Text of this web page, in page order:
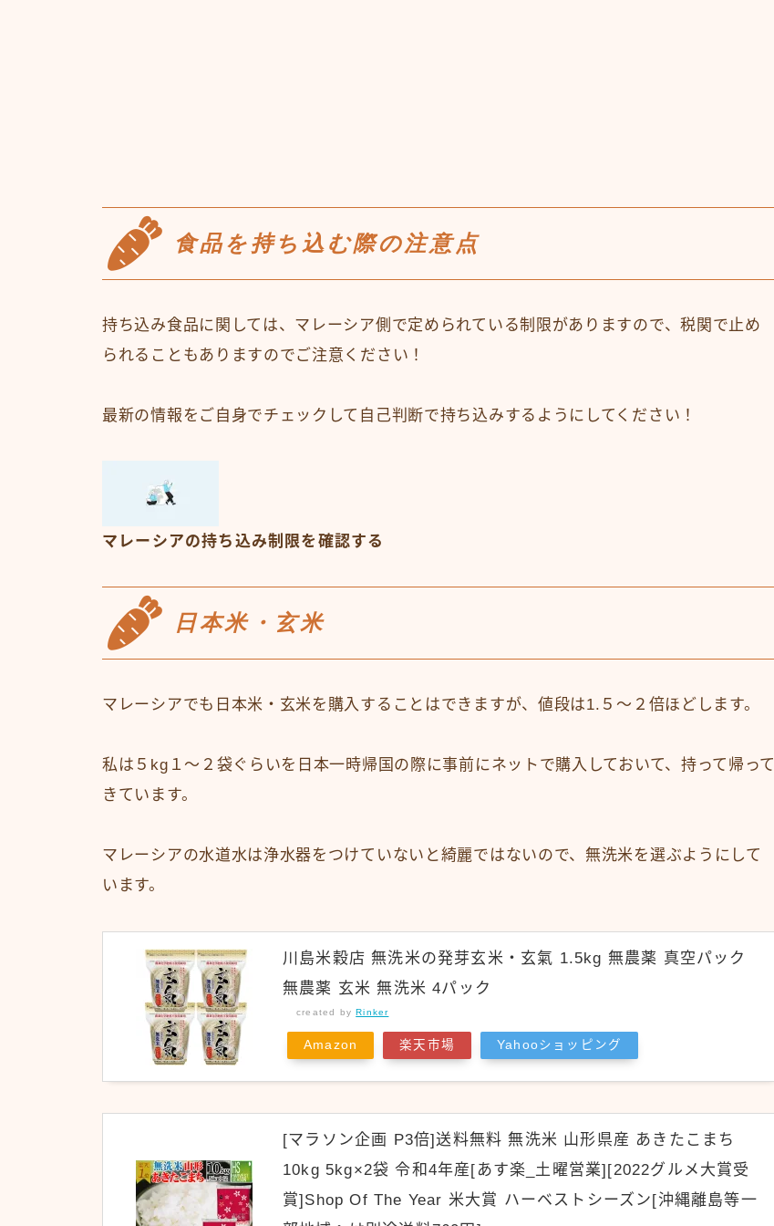
食品を持ち込む際の注意点
持ち込み食品に関しては、マレーシア側で定められている制限がありますので、税関で止め
られることもありますのでご注意ください！
最新の情報をご自身でチェックして自己判断で持ち込みするようにしてください！
マレーシアの持ち込み制限を確認する
日本米・玄米
マレーシアでも日本米・玄米を購入することはできますが、値段は1.５〜２倍ほどします。
私は５kg１〜２袋ぐらいを日本一時帰国の際に事前にネットで購入しておいて、持って帰って
きています。
マレーシアの水道水は浄水器をつけていないと綺麗ではないので、無洗米を選ぶようにして
います。
川島米穀店 無洗米の発芽玄米・玄氣 1.5kg 無農薬 真空パック
無農薬 玄米 無洗米 4パック
created by Rinker
Amazon 楽天市場 Yahooショッピング
[マラソン企画 P3倍]送料無料 無洗米 山形県産 あきたこまち
10kg 5kg×2袋 令和4年産[あす楽_土曜営業][2022グルメ大賞受
賞]Shop Of The Year 米大賞 ハーベストシーズン[沖縄離島等一